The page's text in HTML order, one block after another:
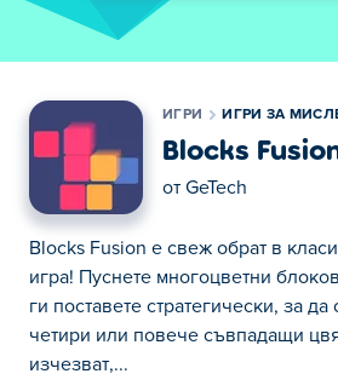
ИГРИ ИГРИ ЗА
Blocks
от GeTech
Blocks Fusion е свеж обрат в
игра! Пуснете многоцветни
ги поставете стратегически, за да
четири или повече съвпадащи
изчезват,...